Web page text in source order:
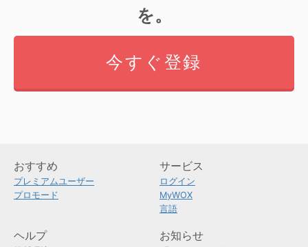
を。
今すぐ登録
おすすめ
プレミアムユーザー
プロモード
サービス
ログイン
MyWOX
言語
ヘルプ お知らせ